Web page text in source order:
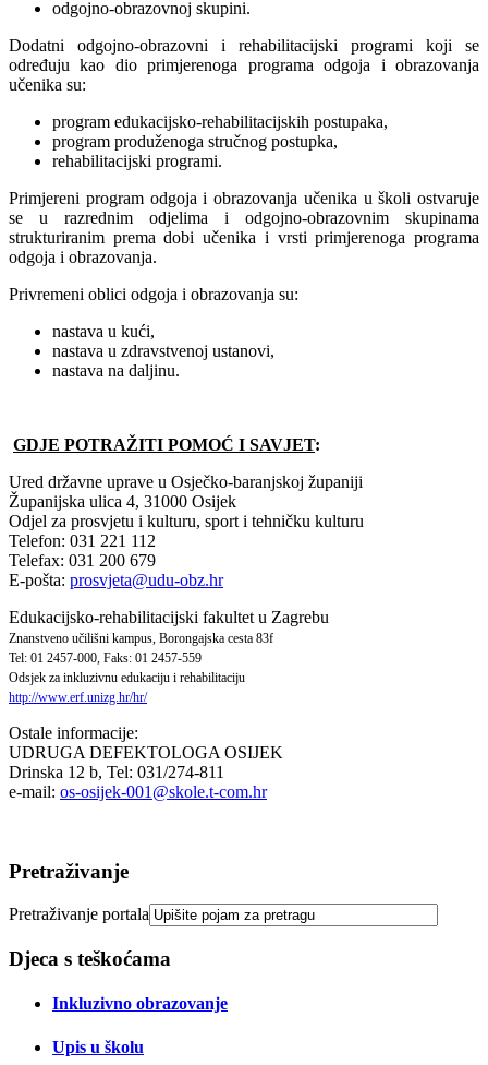
odgojno-obrazovnoj skupini.
Dodatni odgojno-obrazovni i rehabilitacijski programi koji se
određuju kao dio primjerenoga programa odgoja i obrazovanja
učenika su:
program edukacijsko-rehabilitacijskih postupaka,
program produženoga stručnog postupka,
rehabilitacijski programi.
Primjereni program odgoja i obrazovanja učenika u školi ostvaruje
se u razrednim odjelima i odgojno-obrazovnim skupinama
strukturiranim prema dobi učenika i vrsti primjerenoga programa
odgoja i obrazovanja.
Privremeni oblici odgoja i obrazovanja su:
nastava u kući,
nastava u zdravstvenoj ustanovi,
nastava na daljinu.
GDJE POTRAŽITI POMOĆ I SAVJET:
Ured državne uprave u Osječko-baranjskoj županiji
Županijska ulica 4, 31000 Osijek
Odjel za prosvjetu i kulturu, sport i tehničku kulturu
Telefon: 031 221 112
Telefax: 031 200 679
E-pošta: prosvjeta@udu-obz.hr
Edukacijsko-rehabilitacijski fakultet u Zagrebu
Znanstveno učilišni kampus, Borongajska cesta 83f
Tel: 01 2457-000, Faks: 01 2457-559
Odsjek za inkluzivnu edukaciju i rehabilitaciju
http://www.erf.unizg.hr/hr/
Ostale informacije:
UDRUGA DEFEKTOLOGA OSIJEK
Drinska 12 b, Tel: 031/274-811
e-mail: os-osijek-001@skole.t-com.hr
Pretraživanje
Pretraživanje portala
Djeca s teškoćama
Inkluzivno obrazovanje
Upis u školu